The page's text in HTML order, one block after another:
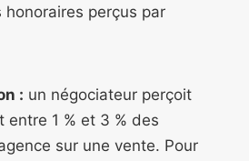
perçus par
: un négociateur perçoit
entre 1 % et 3 % des
sur une vente. Pour